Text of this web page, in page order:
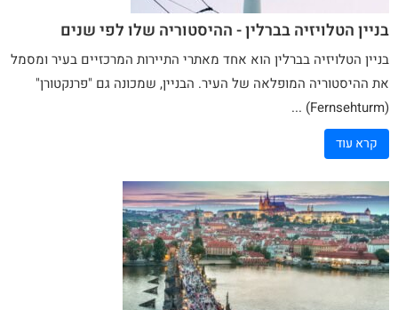
בניין הטלויזיה בברלין - ההיסטוריה שלו לפי שנים
בניין הטלויזיהבברלין הוא אחד מאתרי התיירות המרכזיים בעיר ומסמל
את ההיסטוריה המופלאה של העיר. הבניין, שמכונה גם "פרנקטורן"
קרא עוד